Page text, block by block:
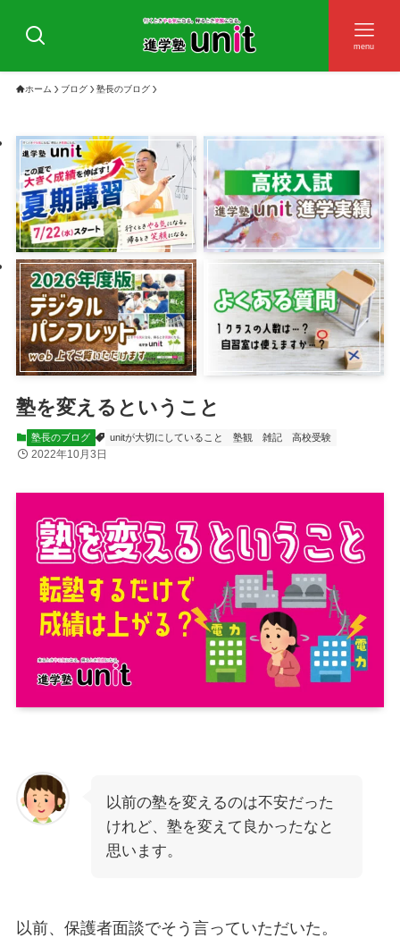
menu
ホーム ブログ 塾長のブログ
塾を変えるということ
塾長のブログ unitが大切にしていること 塾観 雑記 高校受験
2022年10月3日
以前の塾を変えるのは不安だった
けれど、塾を変えて良かったなと
思います。
以前、保護者面談でそう言っていただいた。